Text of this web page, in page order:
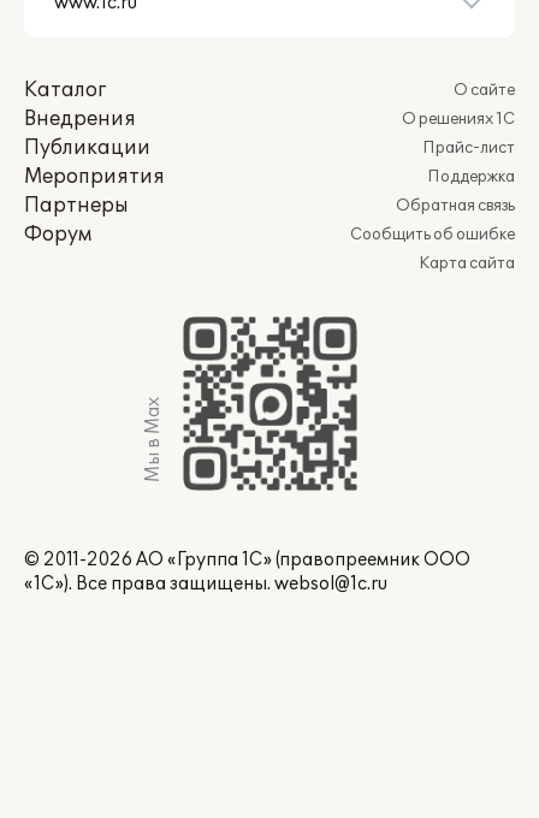
Каталог
Внедрения
Публикации
Мероприятия
Партнеры
Форум
О сайте
О решениях 1С
Прайс-лист
Поддержка
Обратная связь
Сообщить об ошибке
Карта сайта
Мы в Max
© 2011-2026 АО «Группа 1С» (правопреемник ООО
«1С»). Все права защищены. websol@1c.ru